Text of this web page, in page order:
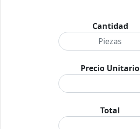
Cantidad
Precio Unitario
Total